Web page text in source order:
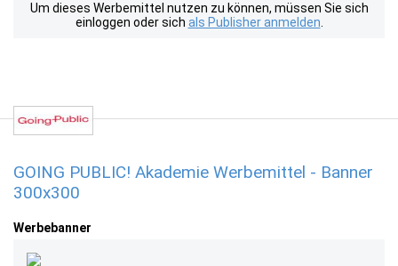
Um dieses Werbemittel nutzen zu können, müssen Sie sich
einloggen oder sich als Publisher anmelden
GOING PUBLIC! Akademie Werbemittel - Banner
300x300
Werbebanner